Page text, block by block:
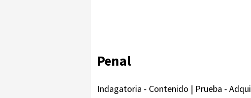
Penal
Indagatoria - Contenido | Prueba -